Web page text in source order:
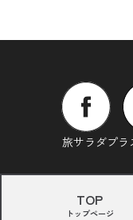
旅サラダプラ
TOP
トップページ